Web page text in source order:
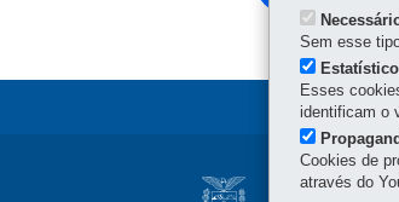
ce
bo
ok
Tw
itt
er
Navegação
Sem esse
Esses
identificam o
Cookies de
através do